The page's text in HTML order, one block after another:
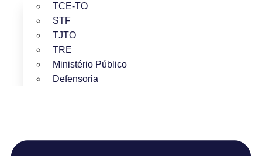
TCE-TO
STF
TJTO
TRE
Ministério Público
Defensoria